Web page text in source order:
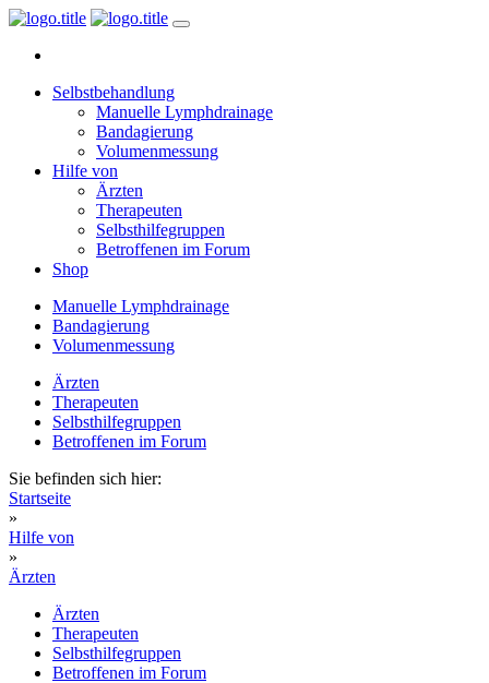
Selbstbehandlung
Manuelle Lymphdrainage
Bandagierung
Volumenmessung
Hilfe von
Ärzten
Therapeuten
Selbsthilfegruppen
Betroffenen im Forum
Shop
Manuelle Lymphdrainage
Bandagierung
Volumenmessung
Ärzten
Therapeuten
Selbsthilfegruppen
Betroffenen im Forum
Sie befinden sich hier:
Startseite
»
Hilfe von
»
Ärzten
Ärzten
Therapeuten
Selbsthilfegruppen
Betroffenen im Forum